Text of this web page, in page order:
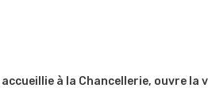
accueillie à la Chancellerie, ouvre